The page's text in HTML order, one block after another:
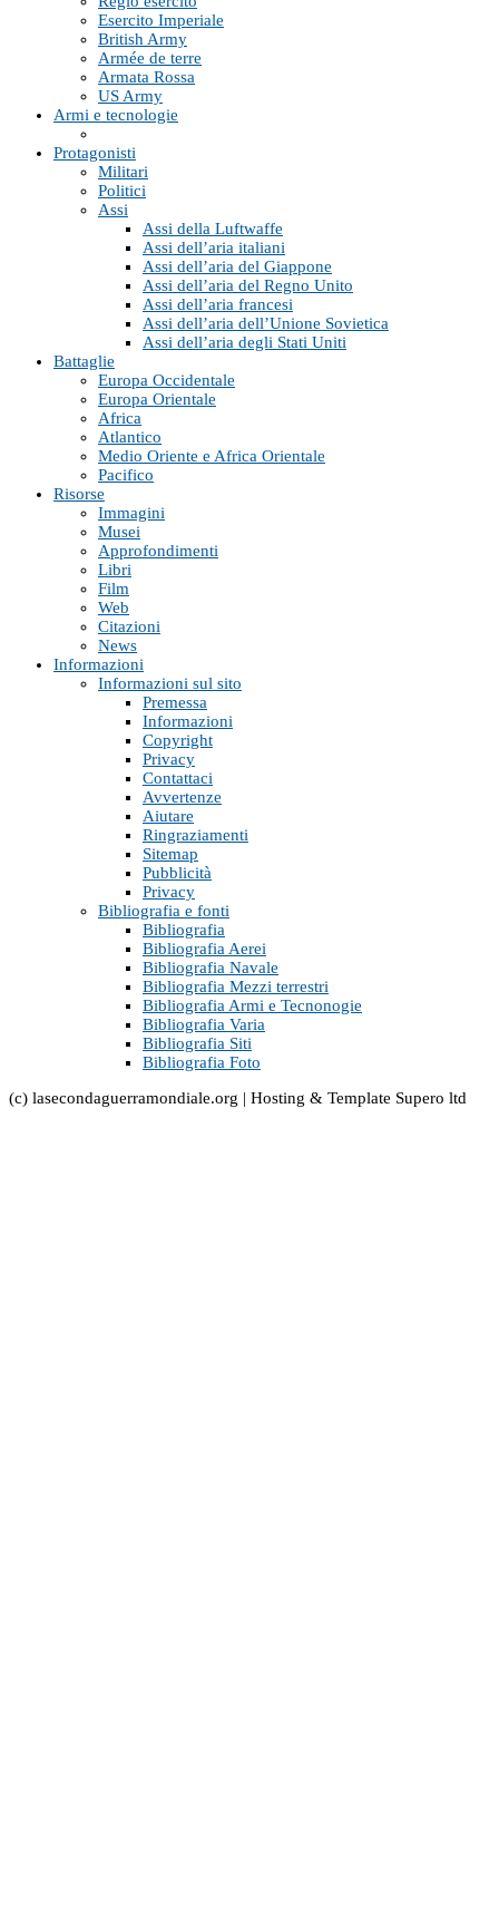
Esercito Imperiale
British Army
Armée de terre
Armata Rossa
US Army
Armi e tecnologie
Protagonisti
Militari
Politici
Assi
Assi della Luftwaffe
Assi dell’aria italiani
Assi dell’aria del Giappone
Assi dell’aria del Regno Unito
Assi dell’aria francesi
Assi dell’aria dell’Unione Sovietica
Assi dell’aria degli Stati Uniti
Battaglie
Europa Occidentale
Europa Orientale
Africa
Atlantico
Medio Oriente e Africa Orientale
Pacifico
Risorse
Immagini
Musei
Approfondimenti
Libri
Film
Web
Citazioni
News
Informazioni
Informazioni sul sito
Premessa
Informazioni
Copyright
Privacy
Contattaci
Avvertenze
Aiutare
Ringraziamenti
Sitemap
Pubblicità
Privacy
Bibliografia e fonti
Bibliografia
Bibliografia Aerei
Bibliografia Navale
Bibliografia Mezzi terrestri
Bibliografia Armi e Tecnonogie
Bibliografia Varia
Bibliografia Siti
Bibliografia Foto
(c) lasecondaguerramondiale.org | Hosting & Template Supero ltd